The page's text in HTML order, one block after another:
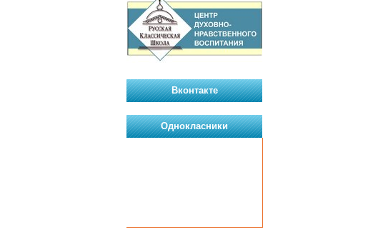
Вконтакте
Однокласники